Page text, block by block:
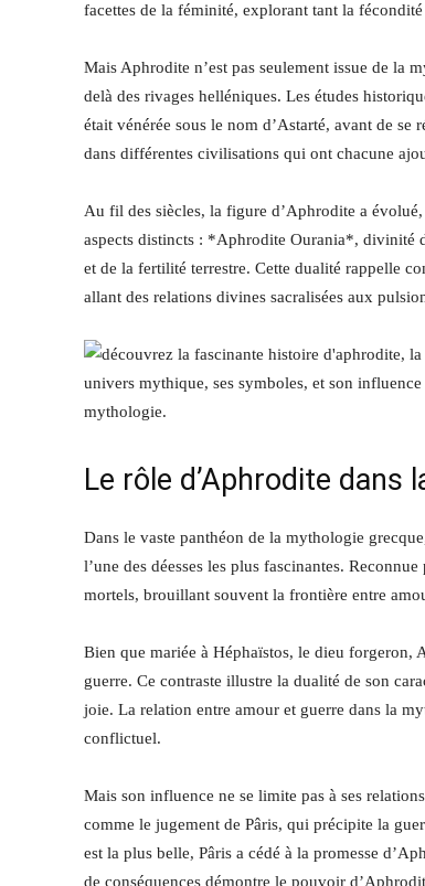
facettes de la féminité, explorant tant la fécondité
Mais Aphrodite n’est pas seulement issue de la
delà des rivages helléniques. Les études
était vénérée sous le nom d’Astarté, avant de se
dans différentes civilisations qui ont chacune
Au fil des siècles, la figure d’Aphrodite a
aspects distincts : *Aphrodite Ourania*, divinité
et de la fertilité terrestre. Cette dualité rappelle
allant des relations divines sacralisées aux
Le rôle d’Aphrodite dans
Dans le vaste panthéon de la mythologie
l’une des déesses les plus fascinantes.
mortels, brouillant souvent la frontière entre
Bien que mariée à Héphaïstos, le dieu forgeron,
guerre. Ce contraste illustre la dualité de son
joie. La relation entre amour et guerre dans la
conflictuel.
Mais son influence ne se limite pas à ses
comme le jugement de Pâris, qui précipite la
est la plus belle, Pâris a cédé à la promesse
de conséquences démontre le pouvoir